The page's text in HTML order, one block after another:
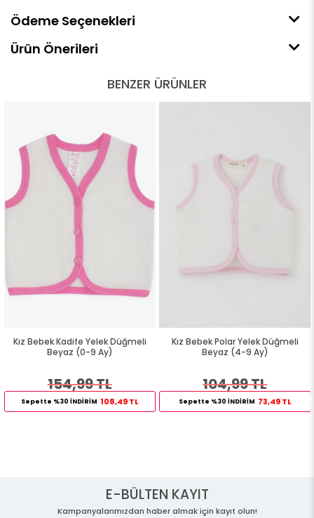
Ödeme Seçenekleri
Ürün Önerileri
BENZER ÜRÜNLER
Kız Bebek Kadife Yelek Düğmeli
Beyaz (0-9 Ay)
154,99 TL
Sepette %30 İNDİRİM 108,49 TL
Kız Bebek Polar Yelek Düğmeli
Beyaz (4-9 Ay)
104,99 TL
Sepette %30 İNDİRİM 73,49 TL
E-BÜLTEN KAYIT
Kampanyalarımızdan haber almak için kayıt olun!